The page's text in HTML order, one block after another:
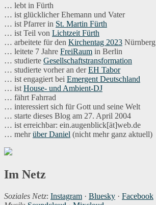
… lebt in Fürth
… ist glücklicher Ehemann und Vater
… ist Pfarrer in St. Martin Fürth
… ist Teil von Lichtzeit Fürth
… arbeitete für den Kirchentag 2023 Nürnberg
… leitete 7 Jahre FreiRaum in Berlin
… studierte Gesellschaftstransformation
… studierte vorher an derEH Tabor
… ist engagiert bei Emergent Deutschland
… ist House- und Ambient-DJ
… fährt Fahrrad
… interessiert sich für Gott und seine Welt
… starte dieses Blog am 27. April 2004
… ist erreichbar: ein.augenblick[ät]web.de
… mehrüber Daniel (nicht mehr ganz aktuell)
Im Netz
Soziales Netz: Instagram · Bluesky · Facebook